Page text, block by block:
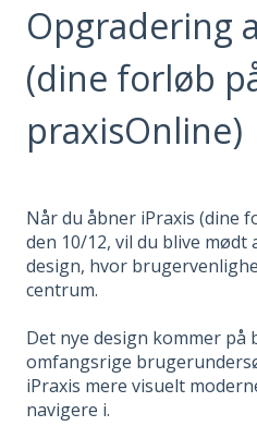
Opgradering
(dine forløb
praxisOnline)
Når du åbner iPraxis (dine
den 10/12, vil du blive
design, hvor
centrum.
Det nye design kommer på
omfangsrige
iPraxis mere visuelt
navigere i.